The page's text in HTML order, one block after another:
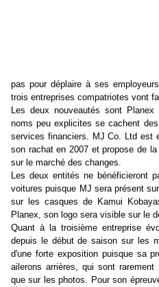
pas pour déplaire à ses
trois entreprises compatriotes vont
Les deux nouveautés sont
noms peu explicites se cachent
services financiers. MJ Co. Ltd est
son rachat en 2007 et propose de
sur le marché des changes.
Les deux entités ne bénéficieront
voitures puisque MJ sera présent
sur les casques de Kamui
Planex, son logo sera visible sur le
Quant à la troisième entreprise
depuis le début de saison sur les
d'une forte exposition puisque sa
ailerons arrières, qui sont
que sur les photos. Pour son